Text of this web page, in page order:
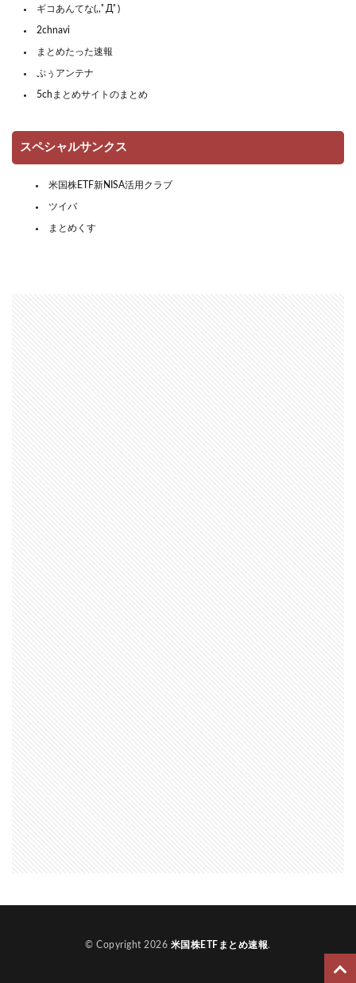
ギコあんてな(,,ﾟДﾟ)
2chnavi
まとめたった速報
ぷぅアンテナ
5chまとめサイトのまとめ
スペシャルサンクス
米国株ETF新NISA活用クラブ
ツイバ
まとめくす
© Copyright 2026 米国株ETFまとめ速報.